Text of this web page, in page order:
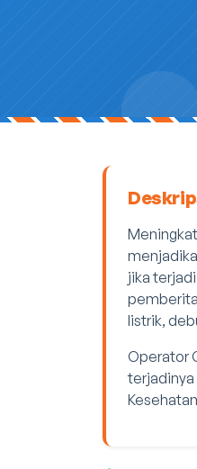
jika
listrik,
Operator
terjadinya